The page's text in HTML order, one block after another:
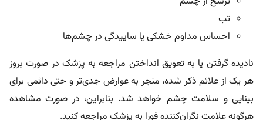
تب
احساس مداوم خشکی یا ساییدگی در چشم‌ها
نادیده گرفتن یا به تعویق انداختن مراجعه به پزشک در صورت بروز
هر یک از علائم ذکر شده، منجر به عوارض جدی‌تر و حتی دائمی برای
بینایی و سلامت چشم خواهد شد. بنابراین، در صورت مشاهده
هرگونه علامت نگران‌کننده فورا به پزشک مراجعه کنید.